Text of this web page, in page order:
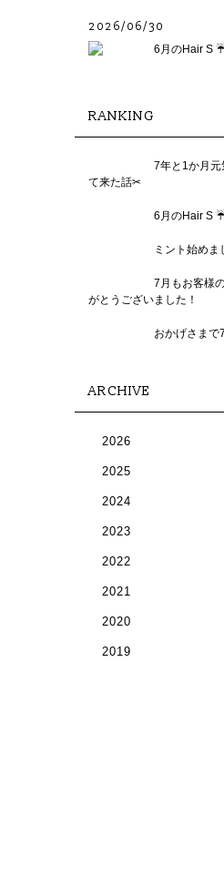
2026/06/30
6月のHair S
RANKING
7年と1か月元
て来た話✂︎
6月のHair S
ミント始めま
7月もお客様
がとうございました！
おかげさまで
ARCHIVE
2026
2025
2024
2023
2022
2021
2020
2019